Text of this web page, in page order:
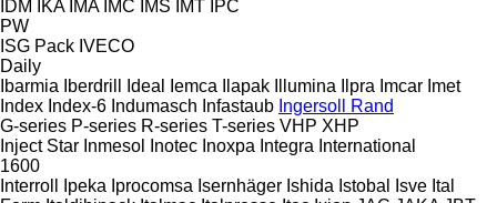
IDM
IKA IMA IMC IMS IMT IPC
PW
ISG Pack IVECO
Daily
Ibarmia
Iberdrill Ideal Iemca Ilapak Illumina Ilpra Imcar Imet
Index Index-6 Indumasch Infastaub Ingersoll Rand
G-series P-series R-series T-series VHP XHP
Inject Star Inmesol Inotec Inoxpa Integra International
1600
Interroll
Ipeka Iprocomsa Isernhäger Ishida Istobal Isve Ital